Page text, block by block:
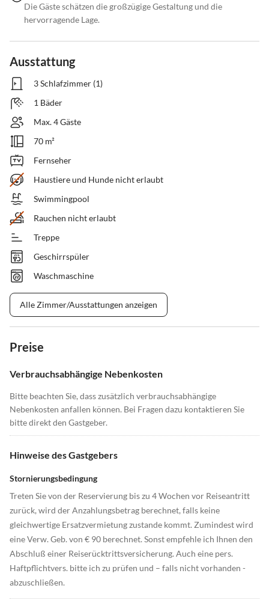
Die Gäste schätzen die großzügige Gestaltung und die
hervorragende Lage.
Ausstattung
3 Schlafzimmer (1)
1 Bäder
Max. 4 Gäste
70 m²
Fernseher
Haustiere und Hunde nicht erlaubt
Swimmingpool
Rauchen nicht erlaubt
Treppe
Geschirrspüler
Waschmaschine
Alle Zimmer/Ausstattungen anzeigen
Preise
Verbrauchsabhängige Nebenkosten
Bitte beachten Sie, dass zusätzlich verbrauchsabhängige
Nebenkosten anfallen können. Bei Fragen dazu kontaktieren Sie
bitte direkt den Gastgeber.
Hinweise des Gastgebers
Stornierungsbedingung
Treten Sie von der Reservierung bis zu 4 Wochen vor Reiseantritt
zurück, wird der Anzahlungsbetrag berechnet, falls keine
gleichwertige Ersatzvermietung zustande kommt. Zumindest wird
eine Verw. Geb. von € 90 berechnet. Sonst empfehle ich Ihnen den
Abschluß einer Reiserücktrittsversicherung. Auch eine pers.
Haftpflichtvers. bitte ich zu prüfen und – falls nicht vorhanden -
abzuschließen.